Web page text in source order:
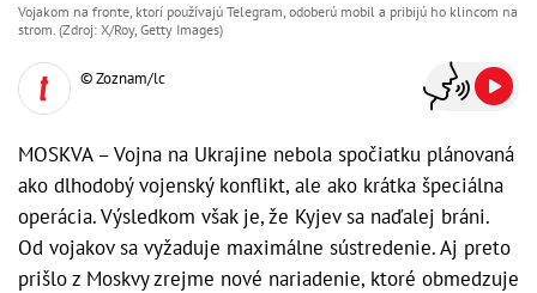
Vojakom na fronte, ktorí používajú Telegram, odoberú mobil a pribijú ho klincom na
strom. (Zdroj: X/Roy, Getty Images)
© Zoznam/lc
MOSKVA – Vojna na Ukrajine nebola spočiatku plánovaná
ako dlhodobý vojenský konflikt, ale ako krátka špeciálna
operácia. Výsledkom však je, že Kyjev sa naďalej bráni.
Od vojakov sa vyžaduje maximálne sústredenie. Aj preto
prišlo z Moskvy zrejme nové nariadenie, ktoré obmedzuje